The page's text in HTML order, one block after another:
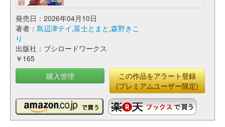
発売日：2026年04月10日
著者： 島辺津テイ,富士とまと ,森野きこ
り
出版社：ブシロードワークス
￥165
購入管理
この作品をアラート登録
(プレミアムユーザー限定)